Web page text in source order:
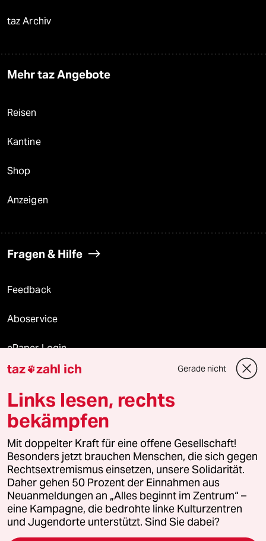
taz Archiv
Mehr taz Angebote
Reisen
Kantine
Shop
Anzeigen
Fragen & Hilfe
Feedback
Aboservice
ePaper Login
Downloads für Abonnierende
© 2026 taz Verlags und Vertriebs GmbH
Alle Rechte vorbehalten. Bei rechtlichen Fragen oder für Genehmigungen
wenden Sie sich bitte an
lizenzen@taz.de
Feedback Redaktionsstatut Kommune-Richtlinien
Leitlinie Informant Datenschutz Impressum AGB
taz zahl ich Gerade nicht
Links lesen, rechts
bekämpfen
Mit doppelter Kraft für eine offene Gesellschaft!
Besonders jetzt brauchen Menschen, die sich gegen
Rechtsextremismus einsetzen, unsere Solidarität.
Daher gehen 50 Prozent der Einnahmen aus
Neuanmeldungen an „Alles beginnt im Zentrum“ –
eine Kampagne, die bedrohte linke Kulturzentren
und Jugendorte unterstützt. Sind Sie dabei?